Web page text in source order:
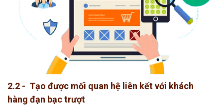
2.2 - Tạo được mối quan hệ liên kết với khách
hàng đạn bạc trượt